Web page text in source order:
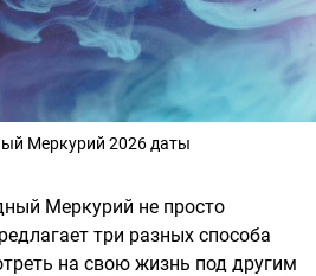
Меркурий 2026 даты
Меркурий не просто
три разных способа
на свою жизнь под другим